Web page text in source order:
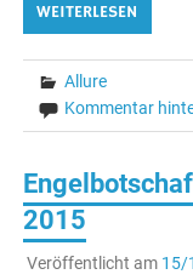
WEITERLESEN
Allure
Kommentar
2015
Veröffentlicht am 15/